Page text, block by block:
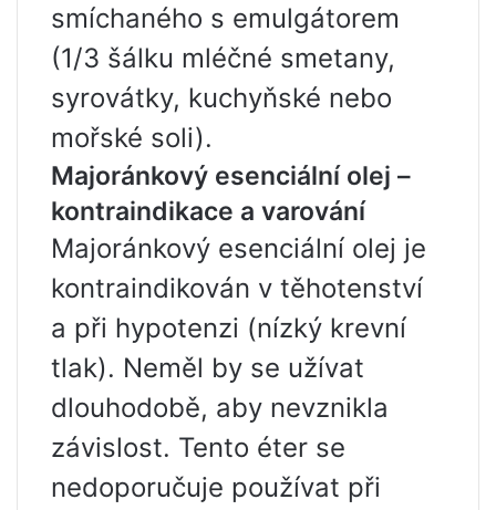
smíchaného s emulgátorem
(1/3 šálku mléčné smetany,
syrovátky, kuchyňské nebo
mořské soli).
Majoránkový esenciální olej –
kontraindikace a varování
Majoránkový esenciální olej je
kontraindikován v těhotenství
a při hypotenzi (nízký krevní
tlak). Neměl by se užívat
dlouhodobě, aby nevznikla
závislost. Tento éter se
nedoporučuje používat při